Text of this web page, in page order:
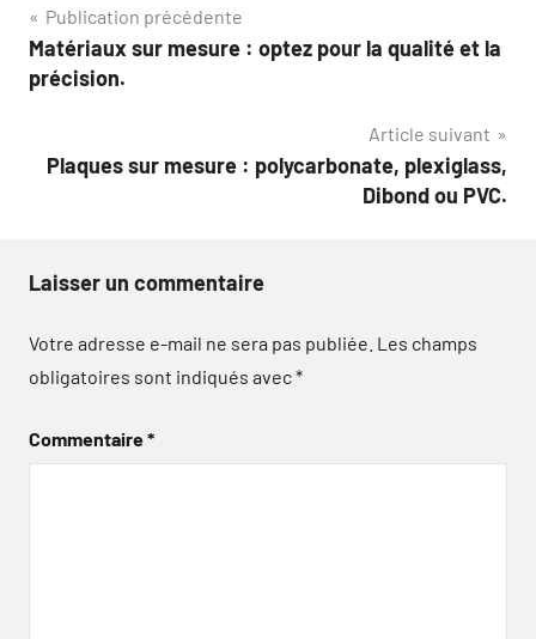
Navigation
de
Publication précédente
Matériaux sur mesure : optez pour la qualité et la
précision.
Article suivant
Plaques sur mesure : polycarbonate, plexiglass,
Dibond ou PVC.
Laisser un commentaire
Votre adresse e-mail ne sera pas publiée. Les champs
obligatoires sont indiqués avec*
Commentaire*